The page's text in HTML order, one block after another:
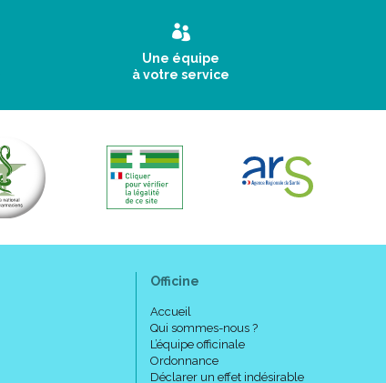
Une équipe
à votre service
Officine
Accueil
Qui sommes-nous ?
L’équipe officinale
Ordonnance
Déclarer un effet indésirable